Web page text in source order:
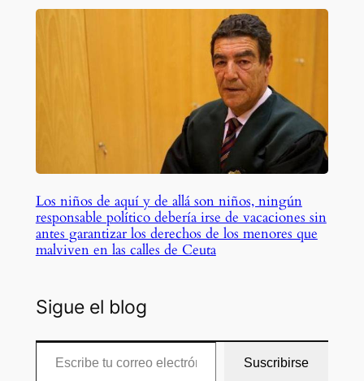
Los niños de aquí y de allá son niños, ningún
responsable político debería irse de vacaciones sin
antes garantizar los derechos de los menores que
malviven en las calles de Ceuta
Sigue el blog
Escribe tu correo electrónico…
Suscribirse